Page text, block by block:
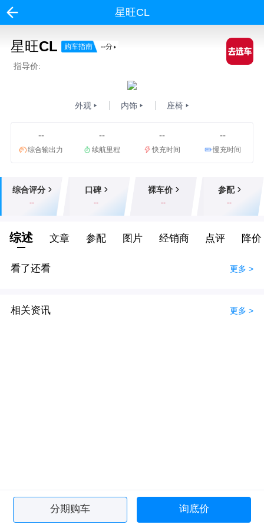
星旺CL
星旺CL 购车指南 --分
指导价:
外观 内饰 座椅
--
综合输出力
--
续航里程
--
快充时间
--
慢充时间
综合评分
--
口碑
--
裸车价
--
参配
--
综述 文章 参配 图片 经销商 点评 降价
看了还看 更多 >
相关资讯 更多 >
分期购车 询底价